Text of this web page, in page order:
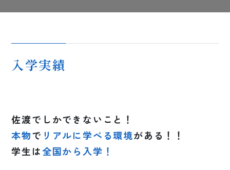
入学実績
佐渡でしかできないこと！
本物で リアルに学べる環境がある！！
学生は全国から入学！